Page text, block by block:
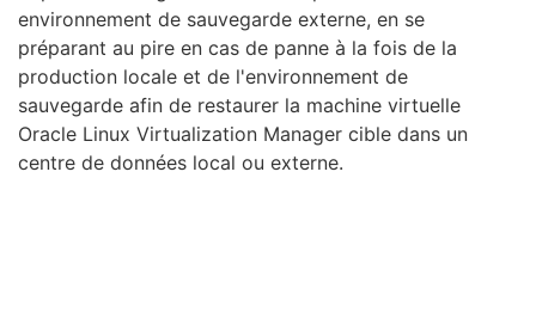
environnement de sauvegarde externe, en se
préparant au pire en cas de panne à la fois de la
production locale et de l'environnement de
sauvegarde afin de restaurer la machine virtuelle
Oracle Linux Virtualization Manager cible dans un
centre de données local ou externe.